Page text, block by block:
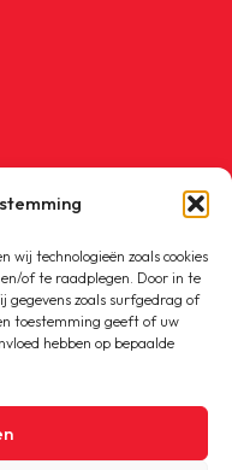
wij technologieën zoals cookies
of te raadplegen. Door in te
gegevens zoals surfgedrag of
toestemming geeft of uw
hebben op bepaalde